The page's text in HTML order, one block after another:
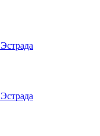
Эстрада
Эстрада